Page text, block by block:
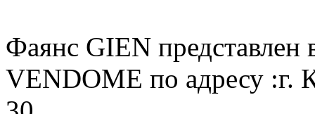
Фаянс GIEN представлен
VENDOME по адресу :г.